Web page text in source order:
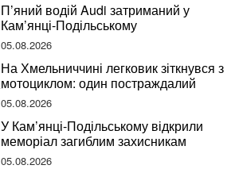
П’яний водій Audi затриманий у
Кам’янці-Подільському
05.08.2026
На Хмельниччині легковик зіткнувся з
мотоциклом: один постраждалий
05.08.2026
У Кам’янці-Подільському відкрили
меморіал загиблим захисникам
05.08.2026